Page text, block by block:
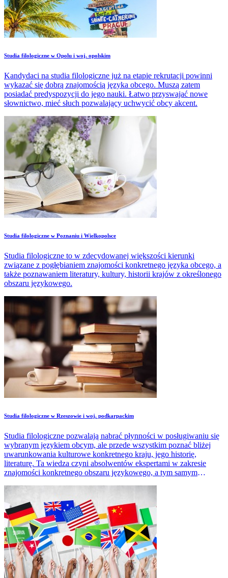
Studia filologiczne w Opolu i woj. opolskim
Kandydaci na studia filologiczne już na etapie rekrutacji powinni
wykazać się dobrą znajomością języka obcego. Muszą zatem
posiadać predyspozycji do jego nauki. Łatwo przyswajać nowe
słownictwo, mieć słuch pozwalający uchwycić obcy akcent.
Studia filologiczne w Poznaniu i Wielkopolsce
Studia filologiczne to w zdecydowanej większości kierunki
związane z pogłębianiem znajomości konkretnego języka obcego, a
także poznawaniem literatury, kultury, historii krajów z określonego
obszaru językowego.
Studia filologiczne w Rzeszowie i woj. podkarpackim
Studia filologiczne pozwalają nabrać płynności w posługiwaniu się
wybranym językiem obcym, ale przede wszystkim poznać bliżej
uwarunkowania kulturowe konkretnego kraju, jego historię,
literaturę. Ta wiedza czyni absolwentów ekspertami w zakresie
znajomości konkretnego obszaru językowego, a tym samym